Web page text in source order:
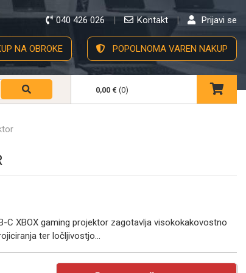
040 426 026 Kontakt Prijavi se
NA OBROKE POPOLNOMA VAREN NAKUP
0,00 € (0)
C XBOX gaming projektor zagotavlja visokokakovostno
ter ločljivostjo...